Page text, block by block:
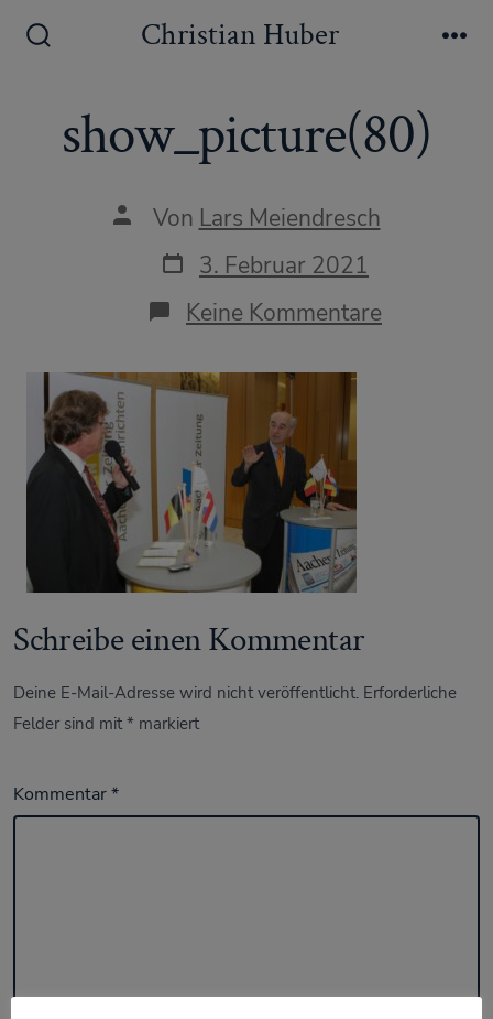
Inhalt
Christian Huber
show_picture(80)
Autor
Beitrags
Von Lars Meiendresch
Datum
des
Beitrags
3. Februar 2021
Keine Kommentare
Schreibe einen Kommentar
Deine E-Mail-Adresse wird nicht veröffentlicht. Erforderliche
Felder sind mit* markiert
Kommentar*